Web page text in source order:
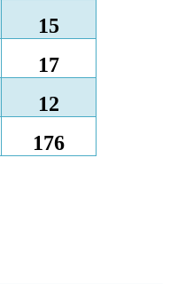
15
17
12
176